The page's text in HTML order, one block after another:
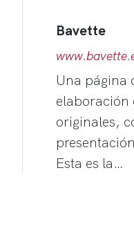
Bavette
Una página
elaboración
originales,
Esta es la…